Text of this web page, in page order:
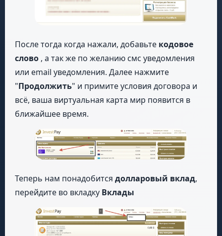
После тогда когда нажали, добавьте кодовое
слово , а так же по желанию смс уведомления
или email уведомления. Далее нажмите
"Продолжить" и примите условия договора и
всё, ваша виртуальная карта мир появится в
ближайшее время.
Теперь нам понадобится долларовый вклад,
перейдите во вкладку Вклады